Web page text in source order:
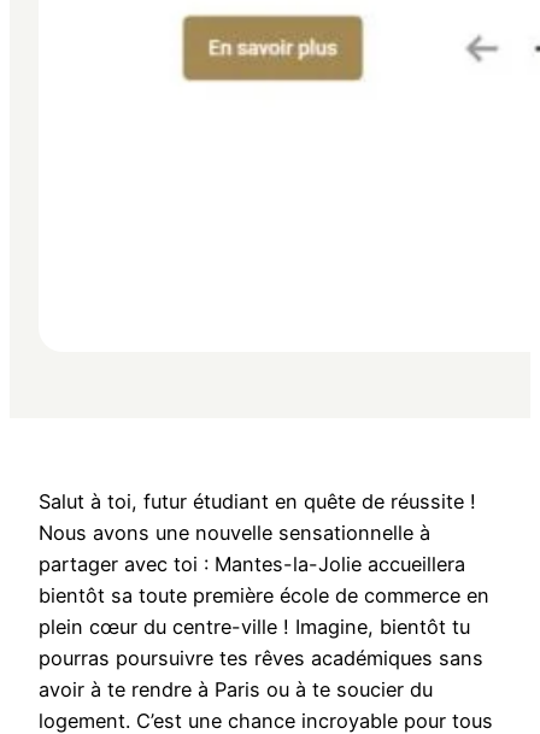
Salut à toi, futur étudiant en quête de réussite !
Nous avons une nouvelle sensationnelle à
partager avec toi : Mantes-la-Jolie accueillera
bientôt sa toute première école de commerce en
plein cœur du centre-ville ! Imagine, bientôt tu
pourras poursuivre tes rêves académiques sans
avoir à te rendre à Paris ou à te soucier du
logement. C’est une chance incroyable pour tous